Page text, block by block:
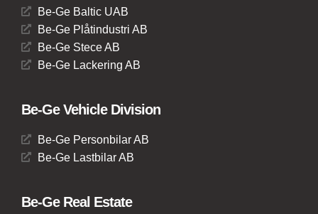
Be-Ge Baltic UAB
Be-Ge Plåtindustri AB
Be-Ge Stece AB
Be-Ge Lackering AB
Be-Ge Vehicle Division
Be-Ge Personbilar AB
Be-Ge Lastbilar AB
Be-Ge Real Estate